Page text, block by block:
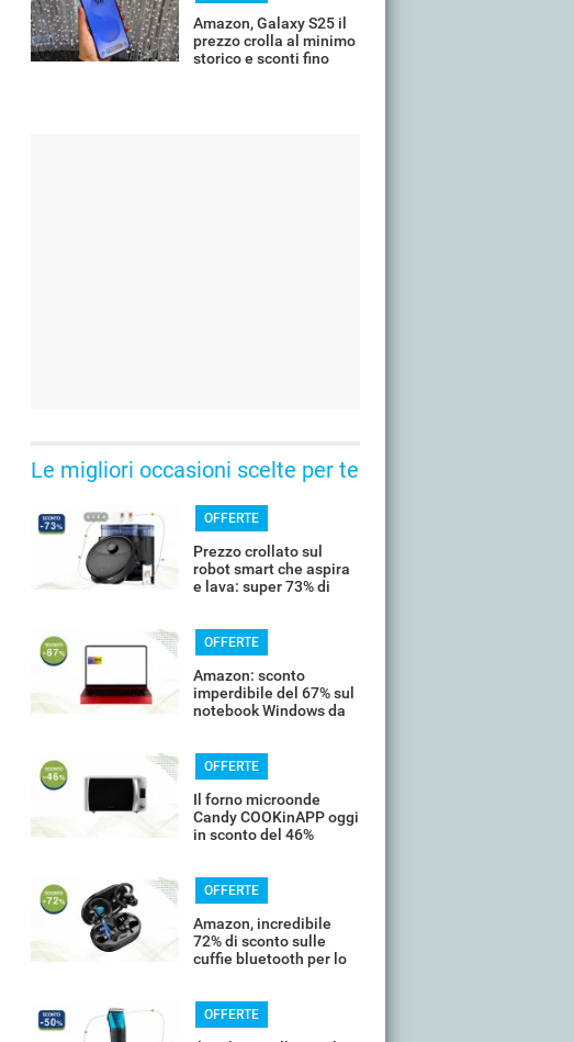
Amazon, Galaxy S25 il
prezzo crolla al minimo
storico e sconti fino
Le migliori occasioni scelte per te
OFFERTE
Prezzo crollato sul
robot smart che aspira
e lava: super 73% di
OFFERTE
Amazon: sconto
imperdibile del 67% sul
notebook Windows da
OFFERTE
Il forno microonde
Candy COOKinAPP oggi
in sconto del 46%
OFFERTE
Amazon, incredibile
72% di sconto sulle
cuffie bluetooth per lo
OFFERTE